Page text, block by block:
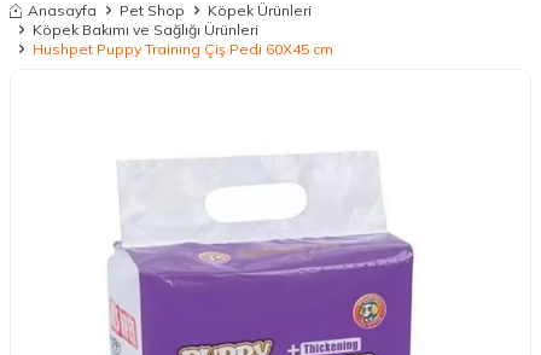
Anasayfa Pet Shop
Köpek Ürünleri
Köpek Bakımı ve Sağlığı Ürünleri
Hushpet Puppy Training Çiş Pedi 60X45 cm